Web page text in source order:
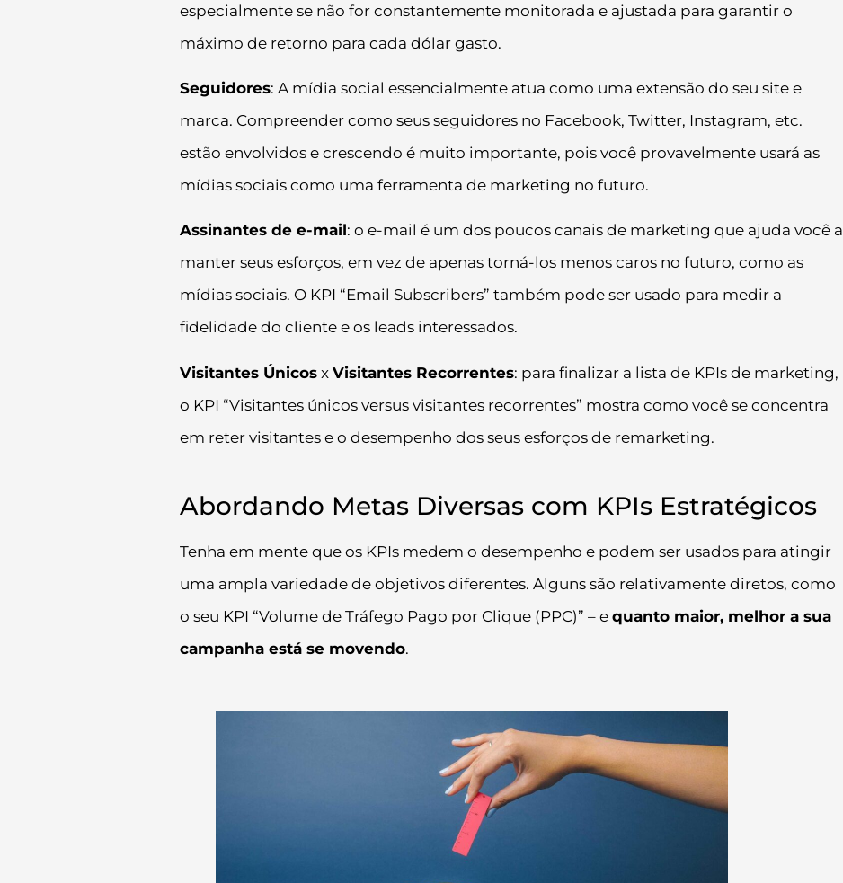
especialmente se não for constantemente monitorada e ajustada para garantir o
máximo de retorno para cada dólar gasto.
Seguidores: A mídia social essencialmente atua como uma extensão do seu site e
marca. Compreender como seus seguidores no Facebook, Twitter, Instagram, etc.
estão envolvidos e crescendo é muito importante, pois você provavelmente usará as
mídias sociais como uma ferramenta de marketing no futuro.
Assinantes de e-mail: o e-mail é um dos poucos canais de marketing que ajuda você a
manter seus esforços, em vez de apenas torná-los menos caros no futuro, como as
mídias sociais. O KPI “Email Subscribers” também pode ser usado para medir a
fidelidade do cliente e os leads interessados.
Visitantes Únicos x Visitantes Recorrentes: para finalizar a lista de KPIs de marketing,
o KPI “Visitantes únicos versus visitantes recorrentes” mostra como você se concentra
em reter visitantes e o desempenho dos seus esforços de remarketing.
Abordando Metas Diversas com KPIs Estratégicos
Tenha em mente que os KPIs medem o desempenho e podem ser usados para atingir
uma ampla variedade de objetivos diferentes. Alguns são relativamente diretos, como
o seu KPI “Volume de Tráfego Pago por Clique (PPC)” – e quanto maior, melhor a sua
campanha está se movendo.